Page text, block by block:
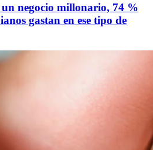
un negocio millonario, 74 %
gastan en ese tipo de